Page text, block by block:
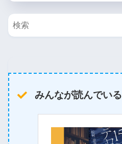
みんなが読んでいる